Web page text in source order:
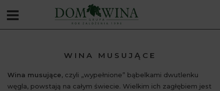
WINA MUSUJĄCE
Wina musujące, czyli „wypełnione” bąbelkami dwutlenku
węgla, powstają na całym świecie. Wielkim ich zagłębiem jest